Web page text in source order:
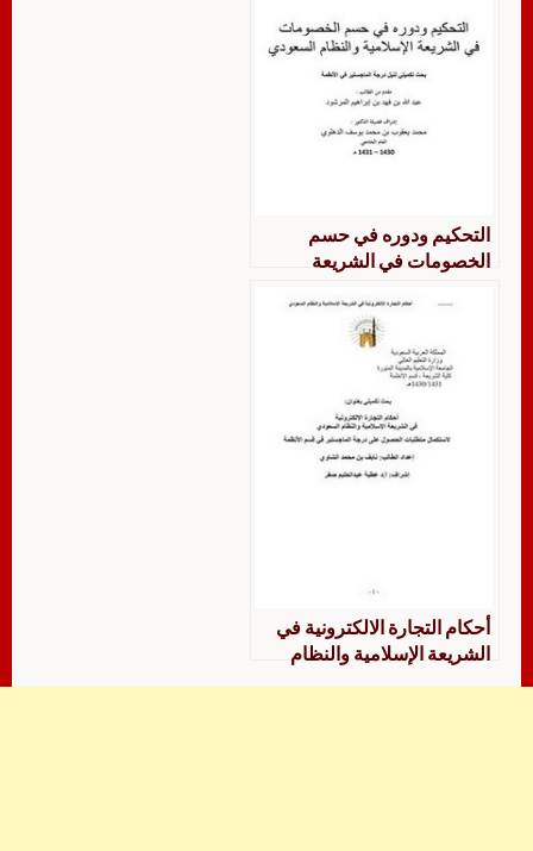
التحكيم ودوره في حسم
الخصومات في الشريعة
أحكام التجارة الالكترونية في
الشريعة الإسلامية والنظام